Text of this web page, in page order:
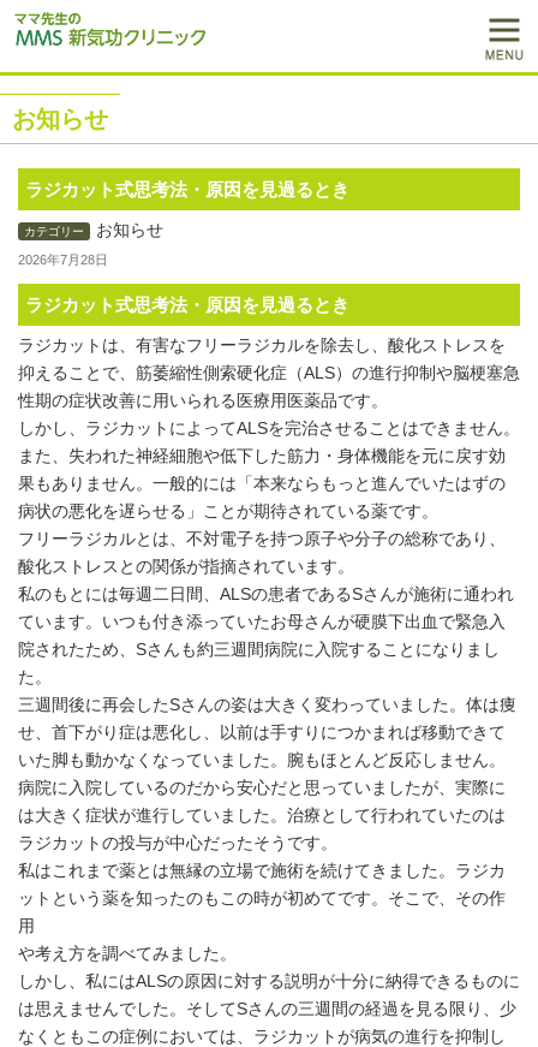
お知らせ
ラジカット式思考法・原因を見過るとき
カテゴリー お知らせ
2026年7月28日
ラジカット式思考法・原因を見過るとき
ラジカットは、有害なフリーラジカルを除去し、酸化ストレスを
抑えることで、筋萎縮性側索硬化症（ALS）の進行抑制や脳梗塞急
性期の症状改善に用いられる医療用医薬品です。
しかし、ラジカットによってALSを完治させることはできません。
また、失われた神経細胞や低下した筋力・身体機能を元に戻す効
果もありません。一般的には「本来ならもっと進んでいたはずの
病状の悪化を遅らせる」ことが期待されている薬です。
フリーラジカルとは、不対電子を持つ原子や分子の総称であり、
酸化ストレスとの関係が指摘されています。
私のもとには毎週二日間、ALSの患者であるSさんが施術に通われ
ています。いつも付き添っていたお母さんが硬膜下出血で緊急入
院されたため、Sさんも約三週間病院に入院することになりまし
た。
三週間後に再会したSさんの姿は大きく変わっていました。体は痩
せ、首下がり症は悪化し、以前は手すりにつかまれば移動できて
いた脚も動かなくなっていました。腕もほとんど反応しません。
病院に入院しているのだから安心だと思っていましたが、実際に
は大きく症状が進行していました。治療として行われていたのは
ラジカットの投与が中心だったそうです。
私はこれまで薬とは無縁の立場で施術を続けてきました。ラジカ
ットという薬を知ったのもこの時が初めてです。そこで、その作
用
や考え方を調べてみました。
しかし、私にはALSの原因に対する説明が十分に納得できるものに
は思えませんでした。そしてSさんの三週間の経過を見る限り、少
なくともこの症例においては、ラジカットが病気の進行を抑制し